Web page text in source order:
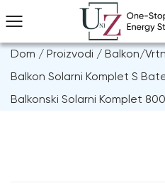
Dom / Proizvodi / Balkon/
Balkon Solarni Komplet S
Balkonski Solarni Komplet